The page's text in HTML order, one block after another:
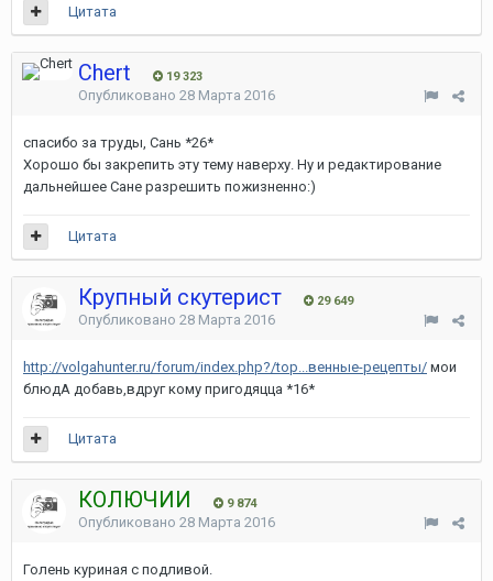
Цитата
Chert 19 323
Опубликовано 28 Марта 2016
спасибо за труды, Сань *26*
Хорошо бы закрепить эту тему наверху. Ну и редактирование
дальнейшее Сане разрешить пожизненно:)
Цитата
Крупный скутерист 29 649
Опубликовано 28 Марта 2016
http://volgahunter.ru/forum/index.php?/top...венные-рецепты/ мои
блюдА добавь,вдруг кому пригодяцца *16*
Цитата
КОЛЮЧИЙ 9 874
Опубликовано 28 Марта 2016
Голень куриная с подливой.